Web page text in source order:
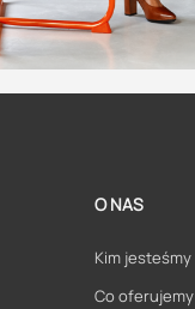
O NAS
Kim jesteśmy
Co oferujemy